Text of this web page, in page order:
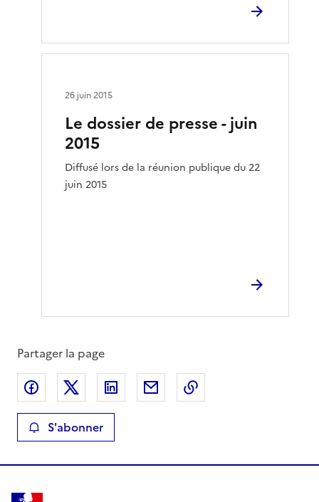
Le dossier de presse - juin
2015
Diffusé lors de la réunion publique du 22
juin 2015
26 juin 2015
Partager la page
Partager sur Facebook
Partager sur XPartager sur LinkedIn
Partager par email
S'abonner